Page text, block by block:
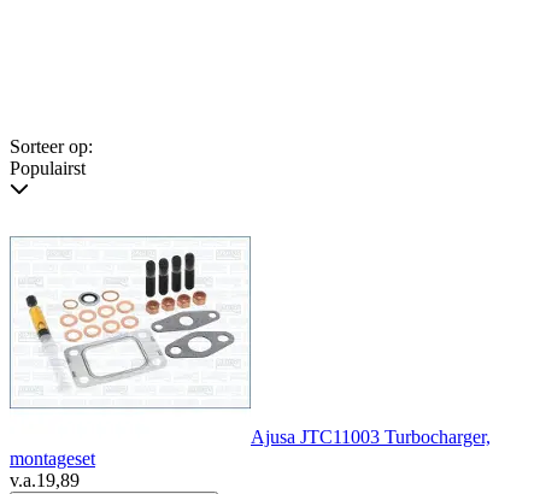
Sorteer op:
Populairst
Ajusa JTC11003 Turbocharger,
montageset
v.a.19,89